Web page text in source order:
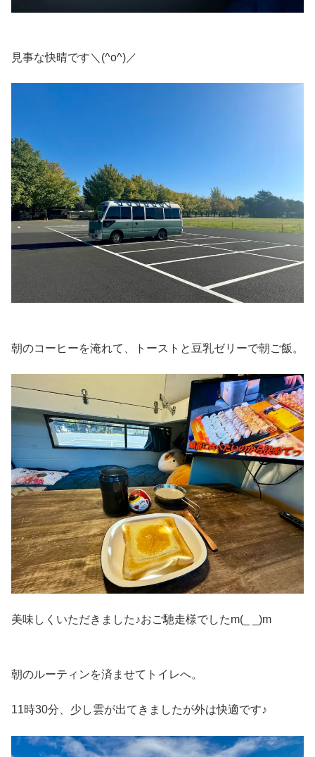
見事な快晴です＼(^o^)／
朝のコーヒーを淹れて、トーストと豆乳ゼリーで朝ご飯。
美味しくいただきました♪おご馳走様でしたm(_ _)m
朝のルーティンを済ませてトイレへ。
11時30分、少し雲が出てきましたが外は快適です♪